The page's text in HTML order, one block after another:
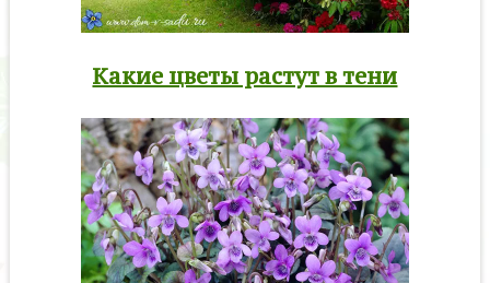
Какие цветы растут в тени